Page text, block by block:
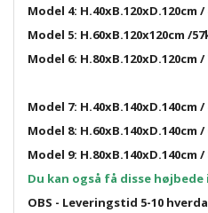
Model 4: H.40xB.120xD.120cm /
Model 5: H.60xB.120x120cm /
Model 6: H.80xB.120xD.120cm /
Model 7: H.40xB.140xD.140cm /
Model 8: H.60xB.140xD.140cm /
Model 9: H.80xB.140xD.140cm /
Du kan også få disse højbede
OBS - Leveringstid 5-10